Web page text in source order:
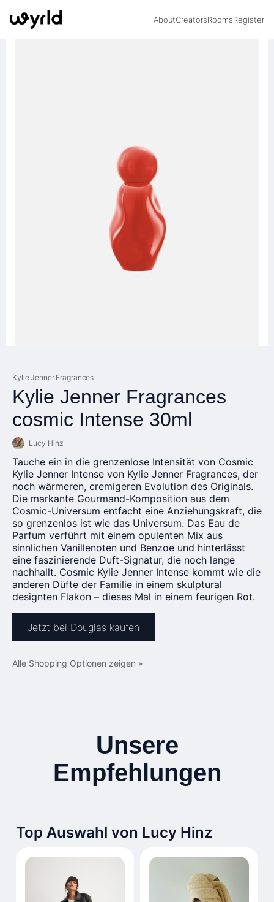
AboutCreatorsRoomsRegister
Kylie Jenner Fragrances
Kylie Jenner Fragrances
cosmic Intense 30ml
Lucy Hinz
Tauche ein in die grenzenlose Intensität von Cosmic
Kylie Jenner Intense von Kylie Jenner Fragrances, der
noch wärmeren, cremigeren Evolution des Originals.
Die markante Gourmand-Komposition aus dem
Cosmic-Universum entfacht eine Anziehungskraft, die
so grenzenlos ist wie das Universum. Das Eau de
Parfum verführt mit einem opulenten Mix aus
sinnlichen Vanillenoten und Benzoe und hinterlässt
eine faszinierende Duft-Signatur, die noch lange
nachhallt. Cosmic Kylie Jenner Intense kommt wie die
anderen Düfte der Familie in einem skulptural
designten Flakon – dieses Mal in einem feurigen Rot.
Jetzt bei Douglas kaufen
Alle Shopping Optionen zeigen »
Unsere
Empfehlungen
Top Auswahl von Lucy Hinz